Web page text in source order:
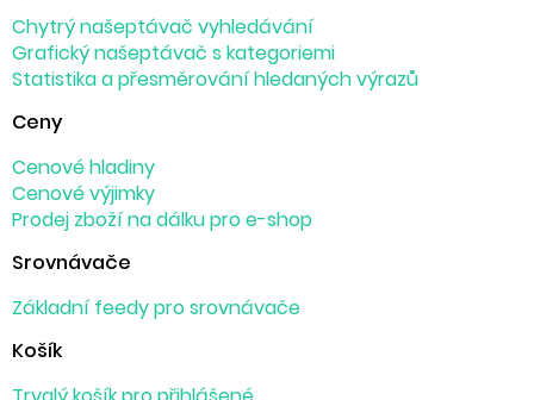
Chytrý našeptávač vyhledávání
Grafický našeptávač s kategoriemi
Statistika a přesměrování hledaných výrazů
Ceny
Cenové hladiny
Cenové výjimky
Prodej zboží na dálku pro e-shop
Srovnávače
Základní feedy pro srovnávače
Košík